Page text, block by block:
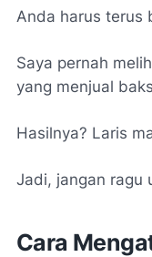
Anda harus terus
Saya pernah
yang menjual
Hasilnya? Laris
Jadi, jangan ragu
Cara